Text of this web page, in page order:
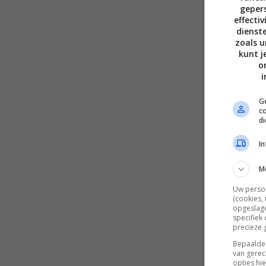
zoals
kunt
Uw
(cookies,
specifiek
precieze
van
opties